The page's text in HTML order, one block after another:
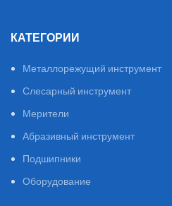
КАТЕГОРИИ
Металлорежущий инструмент
Слесарный инструмент
Мерители
Абразивный инструмент
Подшипники
Оборудование